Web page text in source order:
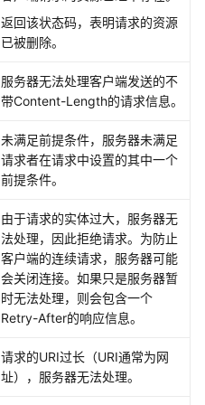
返回该状态码，表明请求的资源
已被删除。
服务器无法处理客户端发送的不
带Content-Length的请求信息。
未满足前提条件，服务器未满足
请求者在请求中设置的其中一个
前提条件。
由于请求的实体过大，服务器无
法处理，因此拒绝请求。为防止
客户端的连续请求，服务器可能
会关闭连接。如果只是服务器暂
时无法处理，则会包含一个
Retry-After的响应信息。
请求的URI过长（URI通常为网
址），服务器无法处理。